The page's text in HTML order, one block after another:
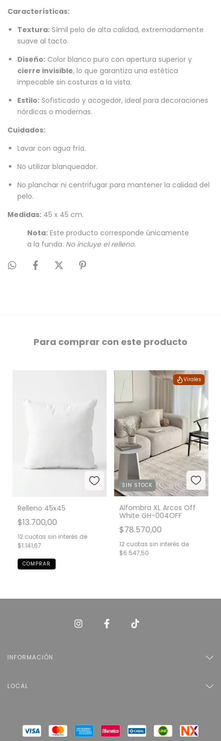
Características:
Textura: Símil pelo de alta calidad, extremadamente
suave al tacto.
Diseño: Color blanco puro con apertura superior y
cierre invisible, lo que garantiza una estética
impecable sin costuras a la vista.
Estilo: Sofisticado y acogedor, ideal para decoraciones
nórdicas o modernas.
Cuidados:
Lavar con agua fría.
No utilizar blanqueador.
No planchar ni centrifugar para mantener la calidad del
pelo.
Medidas: 45 x 45 cm.
Nota: Este producto corresponde únicamente
a la funda. No incluye el relleno.
Para comprar con este producto
Relleno 45x45
$13.700,00
12 cuotas sin interés de
$1.141,67
Virales
SIN STOCK
Alfombra XL Arcos Off
White GH-004OFF
$78.570,00
12 cuotas sin interés de
$6.547,50
INFORMACIÓN
LOCAL